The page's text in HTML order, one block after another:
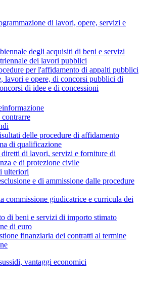
di lavori, opere, servizi e
degli acquisiti di beni e servizi
dei lavori pubblici
per l'affidamento di appalti pubblici
lavori e opere, di concorsi pubblici di
di idee e di concessioni
delle procedure di affidamento
di qualificazione
di lavori, servizi e forniture di
e di protezione civile
ulteriori
e di ammissione dalle procedure
commissione giudicatrice e curricula dei
di beni e servizi di importo stimato
di euro
finanziaria dei contratti al termine
vantaggi economici